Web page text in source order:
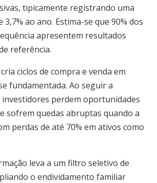
tipicamente registrando uma
3,7% ao ano. Estima-se que 90% dos
apresentem resultados
referência.
ciclos de compra e venda em
fundamentada. Ao seguir a
perdem oportunidades
sofrem quedas abruptas quando a
perdas de até 70% em ativos como
leva a um filtro seletivo de
o endividamento familiar